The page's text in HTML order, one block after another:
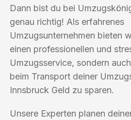
Dann bist du bei
genau richtig! Als erfahrenes
Umzugsunternehmen bieten
einen professionellen und
Umzugsservice, sondern
beim Transport deiner
Innsbruck Geld zu sparen.
Unsere Experten planen